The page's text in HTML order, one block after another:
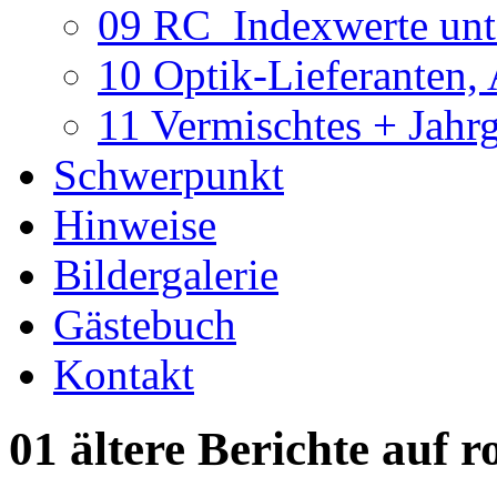
09 RC_Indexwerte
10 Optik-Lieferanten,
11 Vermischtes +
Schwerpunkt
Hinweise
Bildergalerie
Gästebuch
Kontakt
01 ältere Berichte auf